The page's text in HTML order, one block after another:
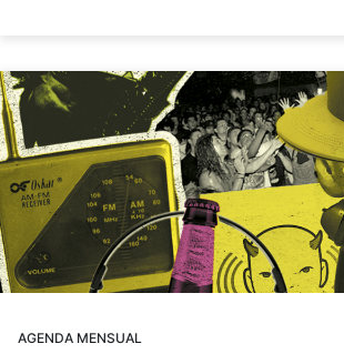
AGENDA MENSUAL